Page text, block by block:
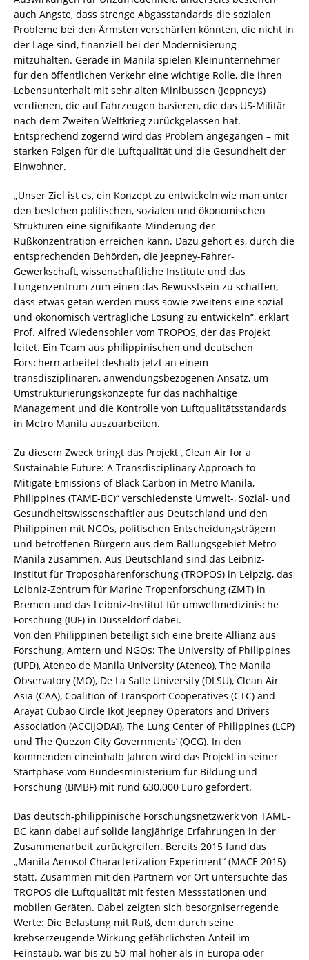
auch Ängste, dass strenge Abgasstandards die sozialen
Probleme bei den Ärmsten verschärfen könnten, die nicht in
der Lage sind, finanziell bei der Modernisierung
mitzuhalten. Gerade in Manila spielen Kleinunternehmer
für den öffentlichen Verkehr eine wichtige Rolle, die ihren
Lebensunterhalt mit sehr alten Minibussen (Jeppneys)
verdienen, die auf Fahrzeugen basieren, die das US-Militär
nach dem Zweiten Weltkrieg zurückgelassen hat.
Entsprechend zögernd wird das Problem angegangen – mit
starken Folgen für die Luftqualität und die Gesundheit der
Einwohner.
„Unser Ziel ist es, ein Konzept zu entwickeln wie man unter
den bestehen politischen, sozialen und ökonomischen
Strukturen eine signifikante Minderung der
Rußkonzentration erreichen kann. Dazu gehört es, durch die
entsprechenden Behörden, die Jeepney-Fahrer-
Gewerkschaft, wissenschaftliche Institute und das
Lungenzentrum zum einen das Bewusstsein zu schaffen,
dass etwas getan werden muss sowie zweitens eine sozial
und ökonomisch verträgliche Lösung zu entwickeln“, erklärt
Prof. Alfred Wiedensohler vom TROPOS, der das Projekt
leitet. Ein Team aus philippinischen und deutschen
Forschern arbeitet deshalb jetzt an einem
transdisziplinären, anwendungsbezogenen Ansatz, um
Umstrukturierungskonzepte für das nachhaltige
Management und die Kontrolle von Luftqualitätsstandards
in Metro Manila auszuarbeiten.
Zu diesem Zweck bringt das Projekt „Clean Air for a
Sustainable Future: A Transdisciplinary Approach to
Mitigate Emissions of Black Carbon in Metro Manila,
Philippines (TAME-BC)“ verschiedenste Umwelt-, Sozial- und
Gesundheitswissenschaftler aus Deutschland und den
Philippinen mit NGOs, politischen Entscheidungsträgern
und betroffenen Bürgern aus dem Ballungsgebiet Metro
Manila zusammen. Aus Deutschland sind das Leibniz-
Institut für Troposphärenforschung (TROPOS) in Leipzig, das
Leibniz-Zentrum für Marine Tropenforschung (ZMT) in
Bremen und das Leibniz-Institut für umweltmedizinische
Forschung (IUF) in Düsseldorf dabei.
Von den Philippinen beteiligt sich eine breite Allianz aus
Forschung, Ämtern und NGOs: The University of Philippines
(UPD), Ateneo de Manila University (Ateneo), The Manila
Observatory (MO), De La Salle University (DLSU), Clean Air
Asia (CAA), Coalition of Transport Cooperatives (CTC) and
Arayat Cubao Circle Ikot Jeepney Operators and Drivers
Association (ACCIJODAI), The Lung Center of Philippines (LCP)
und The Quezon City Governments’ (QCG). In den
kommenden eineinhalb Jahren wird das Projekt in seiner
Startphase vom Bundesministerium für Bildung und
Forschung (BMBF) mit rund 630.000 Euro gefördert.
Das deutsch-philippinische Forschungsnetzwerk von TAME-
BC kann dabei auf solide langjährige Erfahrungen in der
Zusammenarbeit zurückgreifen. Bereits 2015 fand das
„Manila Aerosol Characterization Experiment“ (MACE 2015)
statt. Zusammen mit den Partnern vor Ort untersuchte das
TROPOS die Luftqualität mit festen Messstationen und
mobilen Geräten. Dabei zeigten sich besorgniserregende
Werte: Die Belastung mit Ruß, dem durch seine
krebserzeugende Wirkung gefährlichsten Anteil im
Feinstaub, war bis zu 50-mal höher als in Europa oder